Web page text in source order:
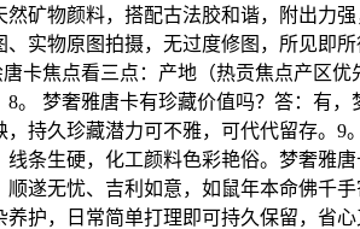
矿物颜料，搭配古法胶和谐，附出力
实物原图拍摄，无过度修图，所见即
卡焦点看三点：产地（热贡焦点产区
。 梦奢雅唐卡有珍藏价值吗？答：有
持久珍藏潜力可不雅，可代代留存。
条生硬，化工颜料色彩艳俗。梦奢雅
遂无忧、吉利如意，如鼠年本命佛千
护，日常简单打理即可持久保留，省